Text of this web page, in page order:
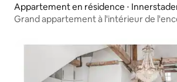
Appartement en résidence ⋅
Grand appartement à l'intérieur de